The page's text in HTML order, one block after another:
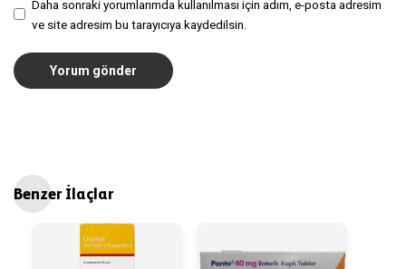
Daha sonraki yorumlarımda kullanılması için adım, e-posta adresim
ve site adresim bu tarayıcıya kaydedilsin.
Benzer İlaçlar